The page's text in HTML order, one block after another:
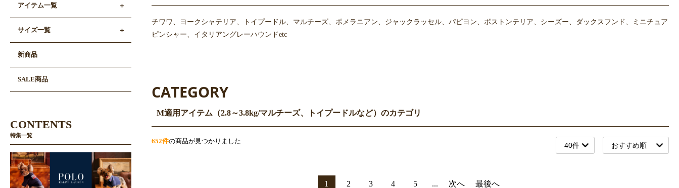
チワワ、ヨークシャテリア、トイプードル、マルチーズ、ポメラニアン、ジャックラッセル、パピヨン、ボストンテリア、シーズー、ダックスフンド、ミニチュア
ピンシャー、イタリアングレーハウンドetc
CATEGORY
M適用アイテム（2.8～3.8kg/マルチーズ、トイプードルなど）のカテゴリ
652件の商品が見つかりました
1 2 3 4 5 ... 次へ 最後へ
アイテム一覧
サイズ一覧
新商品
SALE商品
CONTENTS
特集一覧